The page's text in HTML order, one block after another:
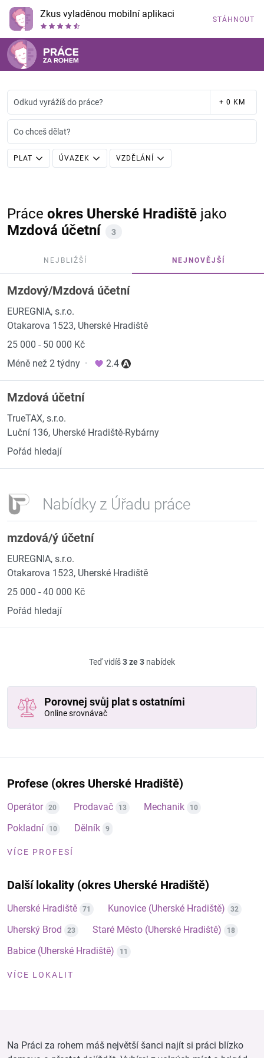
Zkus vyladěnou mobilní aplikaci STÁHNOUT
Odkud vyrážíš do práce? + 0 KM
Co chceš dělat?
PLAT ÚVAZEK VZDĚLÁNÍ
Práce okres Uherské Hradiště jako
Mzdová účetní
3
NEJBLIŽŠÍ NEJNOVĚJŠÍ
Mzdový/Mzdová účetní
EUREGNIA, s.r.o.
Otakarova 1523, Uherské Hradiště
25 000 - 50 000 Kč
Méně než 2 týdny · 2.4
Mzdová účetní
TrueTAX, s.r.o.
Luční 136, Uherské Hradiště-Rybárny
Pořád hledají
Nabídky z Úřadu práce
mzdová/ý účetní
EUREGNIA, s.r.o.
Otakarova 1523, Uherské Hradiště
25 000 - 40 000 Kč
Pořád hledají
Teď vidíš3 ze 3 nabídek
Porovnej svůj plat s ostatními
Online srovnávač
Profese (okres Uherské Hradiště)
Operátor 20 Prodavač 13 Mechanik 10
Pokladní 10 Dělník 9
VÍCE PROFESÍ
Další lokality (okres Uherské Hradiště)
Uherské Hradiště 71 Kunovice (Uherské Hradiště) 32
Uherský Brod 23 Staré Město (Uherské Hradiště) 18
Babice (Uherské Hradiště) 11
VÍCE LOKALIT
Na Práci za rohem máš největší šanci najít si práci blízko